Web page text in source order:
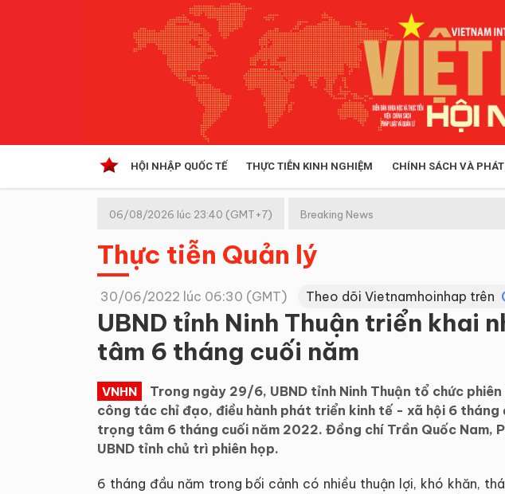
HỘI NHẬP QUỐC TẾ THỰC TIỄN KINH NGHIỆM CHÍNH SÁCH VÀ PHÁT
Kinh tế hội nhập
Doanh nghiệp
06/08/2026 lúc 23:40 (GMT+7) Breaking News
Thực tiễn Quản lý
30/06/2022 lúc 06:30 (GMT) Theo dõi Vietnamhoinhap trên
UBND tỉnh Ninh Thuận triển khai
tâm 6 tháng cuối năm
VNHN
Trong ngày 29/6, UBND tỉnh Ninh Thuận tổ chức
công tác chỉ đạo, điều hành phát triển kinh tế - xã hội 6 tháng
trọng tâm 6 tháng cuối năm 2022. Đồng chí Trần Quốc Nam,
UBND tỉnh chủ trì phiên họp.
6 tháng đầu năm trong bối cảnh có nhiều thuận lợi, khó khăn,